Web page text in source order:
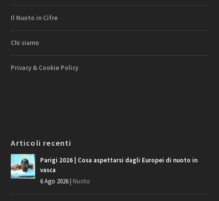
Il Nuoto in Cifre
Chi siamo
Privacy & Cookie Policy
Articoli recenti
Parigi 2026 | Cosa aspettarsi dagli Europei di nuoto in
vasca
6 Ago 2026 Nuoto